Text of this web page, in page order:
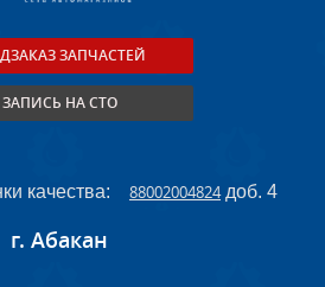
ЗАПЧАСТЕЙ
ЗАПИСЬ НА СТО
качества: 88002004824доб. 4
г. Абакан